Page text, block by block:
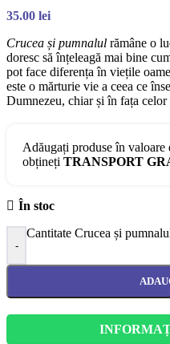
35.00 lei
Crucea și pumnalul rămâne o
doresc să înțeleagă mai bine
pot face diferența în viețile
este o mărturie vie a ceea ce
Dumnezeu, chiar și în fața
Adăugați produse în valoare
obțineți TRANSPORT
În stoc
-
Cantitate Crucea și